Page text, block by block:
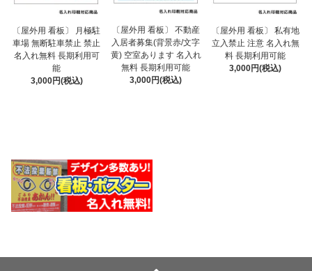
〔屋外用 看板〕 月極駐
車場 無断駐車禁止 禁止
名入れ無料 長期利用可
能
3,000円(税込)
〔屋外用 看板〕 不動産
入居者募集(背景赤/文字
黄) 空室あります 名入れ
無料 長期利用可能
3,000円(税込)
〔屋外用 看板〕 私有地
立入禁止 注意 名入れ無
料 長期利用可能
3,000円(税込)